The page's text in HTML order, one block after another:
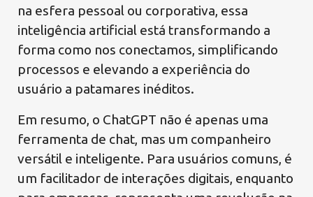
na esfera pessoal ou corporativa, essa
inteligência artificial está transformando a
forma como nos conectamos, simplificando
processos e elevando a experiência do
usuário a patamares inéditos.
Em resumo, o ChatGPT não é apenas uma
ferramenta de chat, mas um companheiro
versátil e inteligente. Para usuários comuns, é
um facilitador de interações digitais, enquanto